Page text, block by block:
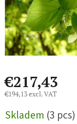
€217,43
€194,13 excl. VAT
price:
Skladem (3 pcs)